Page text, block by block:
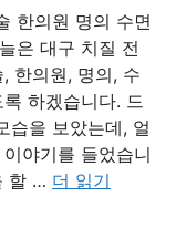
한의원 명의 수면
은 대구 치질 전
한의원, 명의, 수
하겠습니다. 드
습을 보았는데, 얼
야기를 들었습니
할 … 더 읽기